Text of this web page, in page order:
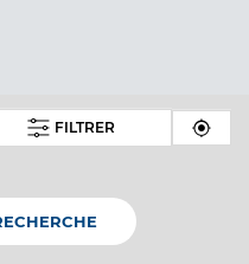
FILTRER
soins